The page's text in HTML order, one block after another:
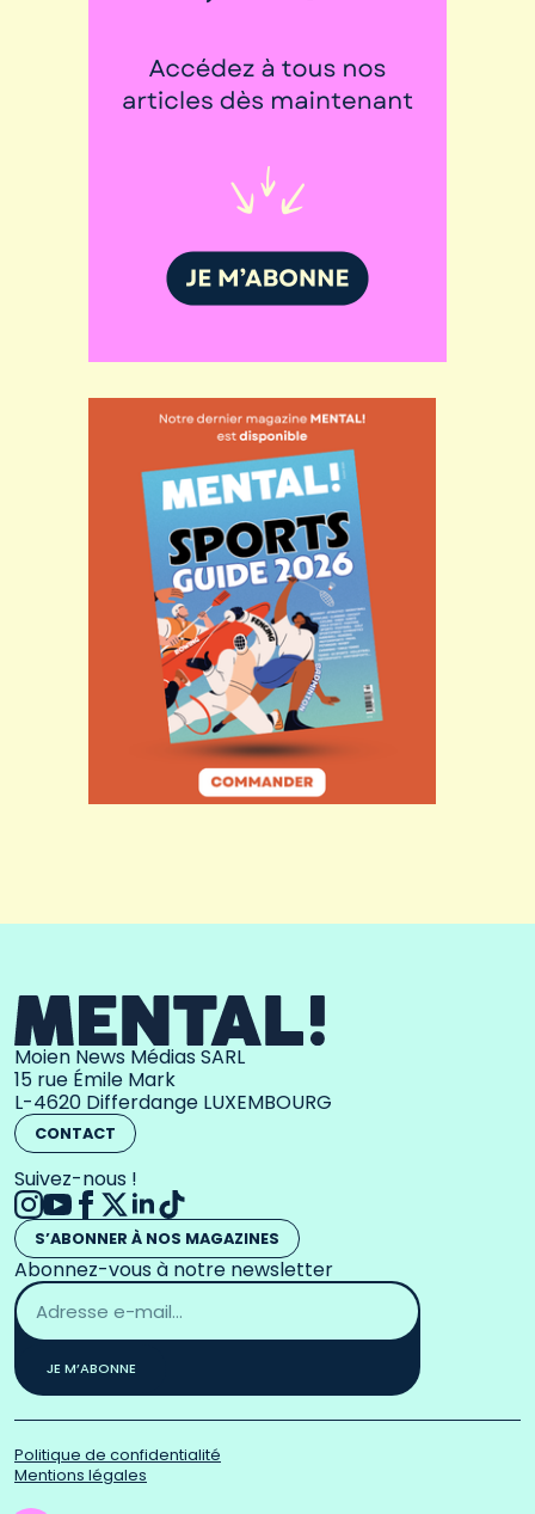
Moien News Médias SARL
15 rue Émile Mark
L-4620 Differdange LUXEMBOURG
CONTACT
Suivez-nous !
S’ABONNER À NOS MAGAZINES
Abonnez-vous à notre newsletter
Adresse
email
*
JE M’ABONNE
Politique de confidentialité
Mentions légales